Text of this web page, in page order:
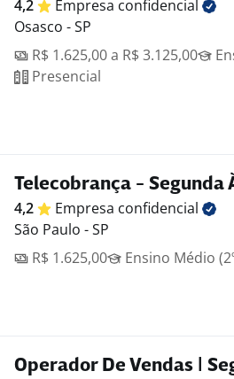
4,2 Empresa confidencial
Osasco - SP
R$ 1.625,00 a R$ 3.125,00
Presencial
Telecobrança - Segunda
4,2 Empresa confidencial
São Paulo - SP
R$ 1.625,00
Ensino Médio
Operador De Vendas |